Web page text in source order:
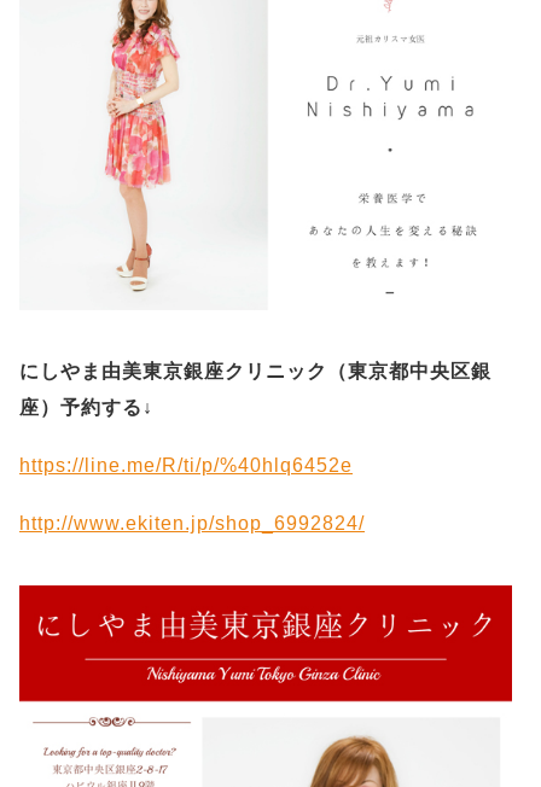
にしやま由美東京銀座クリニック（東京都中央区銀
座）予約する ↓
https://line.me/R/ti/p/%40hlq6452e
http://www.ekiten.jp/shop_6992824/